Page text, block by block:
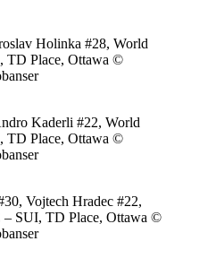
Holinka #28, World
TD Place, Ottawa ©
Kaderli #22, World
TD Place, Ottawa ©
Vojtech Hradec #22,
– SUI, TD Place, Ottawa ©